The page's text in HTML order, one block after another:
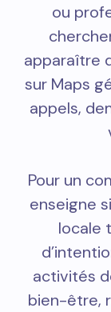
ou
apparaître
sur Maps
appels,
Pour un
enseigne
locale
activités
bien-être,